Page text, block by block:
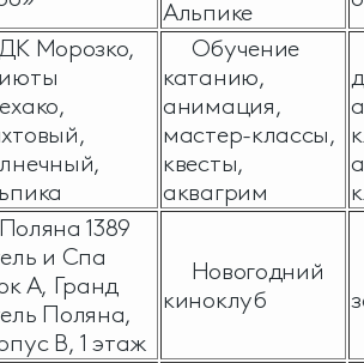
Альпике
Морозко,
Обучение
катанию,
анимация,
мастер-классы,
квесты,
аквагрим
1389
и Спа
А, Гранд
Поляна,
В, 1 этаж
Новогодний
киноклуб